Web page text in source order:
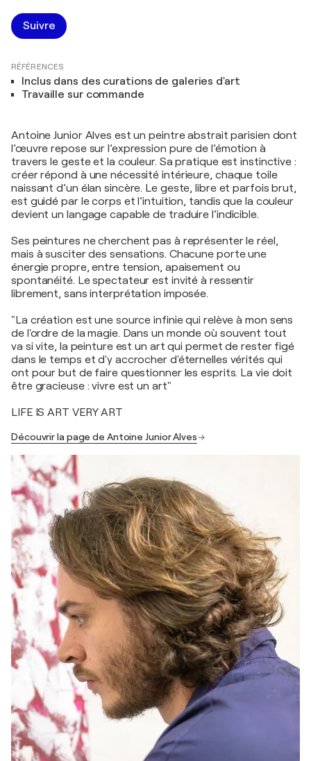
Suivre
RÉFÉRENCES
Inclus dans des curations de galeries d'art
Travaille sur commande
Antoine Junior Alves est un peintre abstrait parisien dont
l’œuvre repose sur l’expression pure de l’émotion à
travers le geste et la couleur. Sa pratique est instinctive :
créer répond à une nécessité intérieure, chaque toile
naissant d’un élan sincère. Le geste, libre et parfois brut,
est guidé par le corps et l’intuition, tandis que la couleur
devient un langage capable de traduire l’indicible.
Ses peintures ne cherchent pas à représenter le réel,
mais à susciter des sensations. Chacune porte une
énergie propre, entre tension, apaisement ou
spontanéité. Le spectateur est invité à ressentir
librement, sans interprétation imposée.
"La création est une source infinie qui relève à mon sens
de l'ordre de la magie. Dans un monde où souvent tout
va si vite, la peinture est un art qui permet de rester figé
dans le temps et d'y accrocher d'éternelles vérités qui
ont pour but de faire questionner les esprits. La vie doit
être gracieuse : vivre est un art"
LIFE IS ART VERY ART
Découvrir la page de Antoine Junior Alves